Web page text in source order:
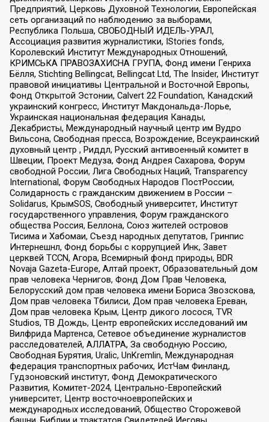
Предприятий, Церковь Духовной Технологии, Европейская
сеть организаций по наблюдению за выборами,
Республика Польша, СВОБОДНЫЙ ИДЕЛЬ-УРАЛ,
Ассоциация развития журналистики, IStories fonds,
Королевский Институт Международных Отношений,
КРИМСЬКА ПРАВОЗАХИСНА ГРУПА, Фонд имени Генриха
Бёлля, Stichting Bellingcat, Bellingcat Ltd, The Insider, Институт
правовой инициативы Центральной и Восточной Европы,
Фонд Открытой Эстонии, Calvert 22 Foundation, Канадский
украинский конгресс, Институт Макдональда-Лорье,
Украинская национальная федерация Канады,
Декабристы, Международный научный центр им Вудро
Вильсона, Свободная пресса, Возрождение, Всеукраинский
духовный центр , Риддл, Русский антивоенный комитет в
Швеции, Проект Медуза, Фонд Андрея Сахарова, Форум
свободной России, Лига Свободных Наций, Transparеncy
International, Форум Свободных Народов ПостРоссии,
Солидарность с гражданским движением в России –
Solidarus, КрымSOS, Свободный университет, Институт
государственного управления, Форум гражданского
общества Россия, Беллона, Союз жителей островов
Тисима и Хабомаи, Съезд народных депутатов, Гринпис
Интернешнл, Фонд борьбы с коррупцией Инк, Завет
церквей TCCN, Агора, Всемирный фонд природы, BDR
Novaja Gazeta-Europe, Алтай проект, Образовательный дом
прав человека Чернигов, Фонд Дом Прав Человека,
Белорусский дом прав человека имени Бориса Звозскова,
Дом прав человека Тбилиси, Дом прав человека Ереван,
Дом прав человека Крым, Центр дикого лосося, TVR
Studios, ТВ Дождь, Центр европейских исследований им
Вилфрида Мартенса, Сетевое объединение журналистов
расследователей, АЛЛАТРА, За свободную Россию,
Свободная Бурятия, Uralic, UnKremlin, Международная
федерация транспортных рабочих, ИстЧам Финланд,
Гудзоновский институт, Фонд Демократического
Развития, Комитет-2024, Центрально-Европейский
университет, Центр восточноевропейских и
международных исследований, Общество Сторожевой